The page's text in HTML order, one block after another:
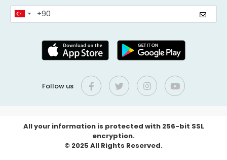
Follow us
All your information is protected with 256-bit SSL
encryption.
© 2025 All Rights Reserved.